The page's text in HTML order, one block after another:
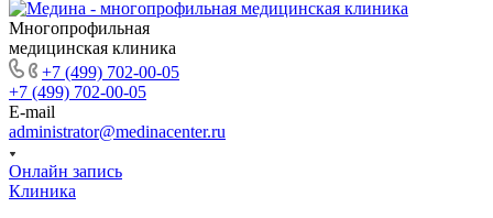
Многопрофильная
медицинская клиника
+7 (499) 702-00-05
+7 (499) 702-00-05
E-mail
administrator@medinacenter.ru
Онлайн запись
Клиника